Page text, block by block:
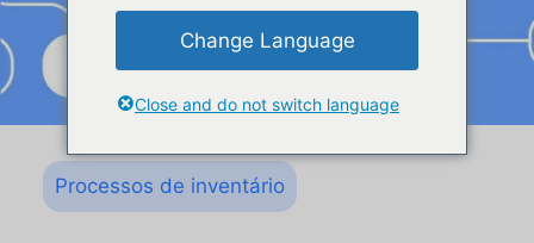
Processos de inventário
Change Language
Close and do not switch language